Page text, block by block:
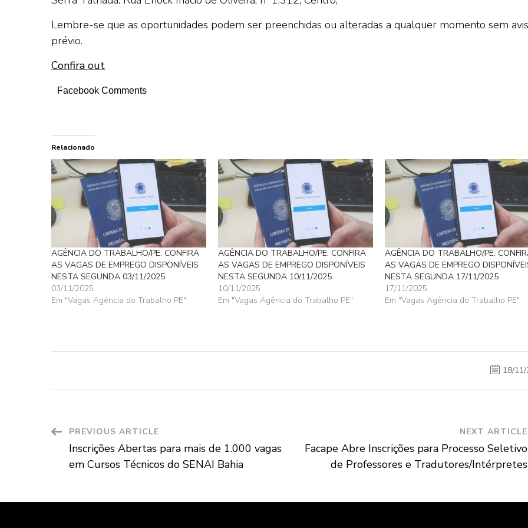
Lembre-se que as oportunidades podem ser preenchidas ou alteradas a qualquer momento sem
prévio.
Confira out
Facebook Comments
Relacionado
AGÊNCIA DO TRABALHO/PE: CONFIRA
AS VAGAS DE EMPREGO DISPONÍVEIS
NESTA SEGUNDA 03/11/2025
03/11/2025
Em "Vagas Agência do Trabalho PE"
AGÊNCIA DO TRABALHO/PE: CONFIRA
AS VAGAS DE EMPREGO DISPONÍVEIS
NESTA SEGUNDA 10/11/2025
10/11/2025
Em "Vagas Agência do Trabalho PE"
AGÊNCIA DO TRABALHO/PE:
AS VAGAS DE EMPREGO
NESTA SEGUNDA 17/11/2025
17/11/2025
Em "Vagas Agência do Trabalho PE"
18/
Post
Navigation
PREVIOUS ARTICLE
Inscrições Abertas para mais de 1.000 vagas
em Cursos Técnicos do SENAI Bahia
NEXT ARTICLE
Facape Abre Inscrições para Processo Seletivo
de Professores e Tradutores/Intérpretes